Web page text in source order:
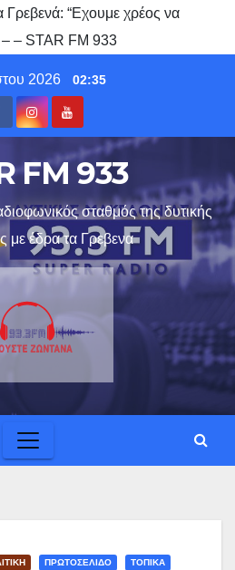
“Εχουμε χρέος να
– – STAR FM 933
2026 02:35
FM 933
σταθμός της δυτικής
με έδρα τα Γρεβενα
ΠΡΩΤΟΣΕΛΙΔΟ ΤΟΠΙΚΑ